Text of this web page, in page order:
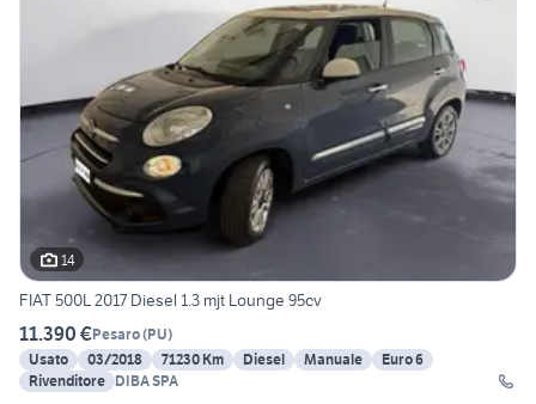
14
FIAT 500L 2017 Diesel 1.3 mjt Lounge 95cv
11.390 €Pesaro(PU)
Usato
03/2018 71230 Km Diesel Manuale
Euro 6
Rivenditore DIBA SPA